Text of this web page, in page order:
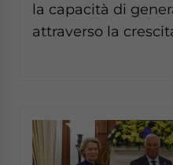
la capacità di
attraverso la